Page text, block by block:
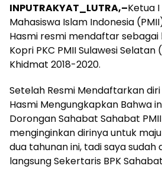
INPUTRAKYAT_LUTRA,–Ketua
Mahasiswa Islam Indonesia
Hasmi resmi mendaftar
Kopri PKC PMII Sulawesi Selatan
Khidmat 2018-2020.
Setelah Resmi Mendaftarkan
Hasmi Mengungkapkan Bahwa
Dorongan Sahabat Sahabat
menginginkan dirinya untuk
dua tahunan ini, tadi saya
langsung Sekertaris BPK